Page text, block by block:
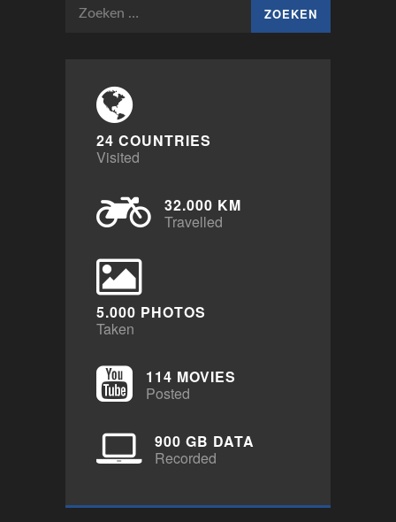
Zoeken
24 COUNTRIES
Visited
32.000 KM
Travelled
5.000 PHOTOS
Taken
114 MOVIES
Posted
900 GB DATA
Recorded